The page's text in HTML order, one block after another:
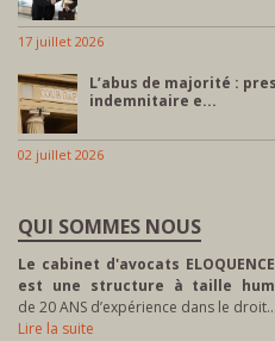
17 juillet 2026
L’abus de majorité :
indemnitaire e...
02 juillet 2026
QUI SOMMES NOUS
Le cabinet d'avocats
est une structure à taille
de 20 ANS d’expérience dans le droit…
Lire la suite